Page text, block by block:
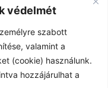
védelmét
szabott
valamint a
(cookie) használunk.
hozzájárulhat a